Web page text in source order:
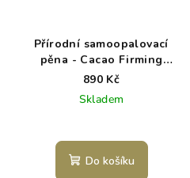
Přírodní samoopalovací
pěna - Cacao Firming
Mousse
890 Kč
Skladem
Do košíku